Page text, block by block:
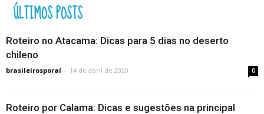
ÚLTIMOS POSTS
Roteiro no Atacama: Dicas para 5 dias no deserto
chileno
brasileirosporaí - 14 de abril de 2020 0
Roteiro por Calama: Dicas e sugestões na principal